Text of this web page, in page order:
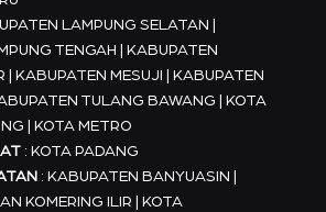
LAMPUNG SELATAN |
TENGAH | KABUPATEN
| KABUPATEN MESUJI | KABUPATEN
TULANG BAWANG | KOTA
| KOTA METRO
: KOTA PADANG
: KABUPATEN BANYUASIN |
KOMERING ILIR | KOTA